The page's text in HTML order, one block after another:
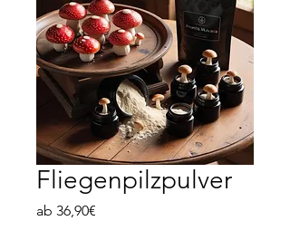
Fliegenpilzpulver
ab 36,90€